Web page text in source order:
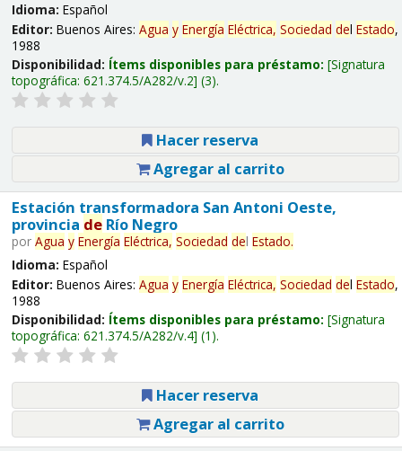
Idioma: Español
Editor: Buenos Aires: Agua y Energía Eléctrica, Sociedad del Estado,
1988
Disponibilidad: Ítems disponibles para préstamo: Signatura
topográfica: 621.374.5/A282/v.2 (3).
Hacer reserva
Agregar al carrito
Estación transformadora San Antoni Oeste,
provincia deRío Negro
por Agua y Energía Eléctrica, Sociedad del Estado.
Idioma: Español
Editor: Buenos Aires: Agua y Energía Eléctrica, Sociedad del Estado,
1988
Disponibilidad: Ítems disponibles para préstamo: Signatura
topográfica: 621.374.5/A282/v.4 (1).
Hacer reserva
Agregar al carrito